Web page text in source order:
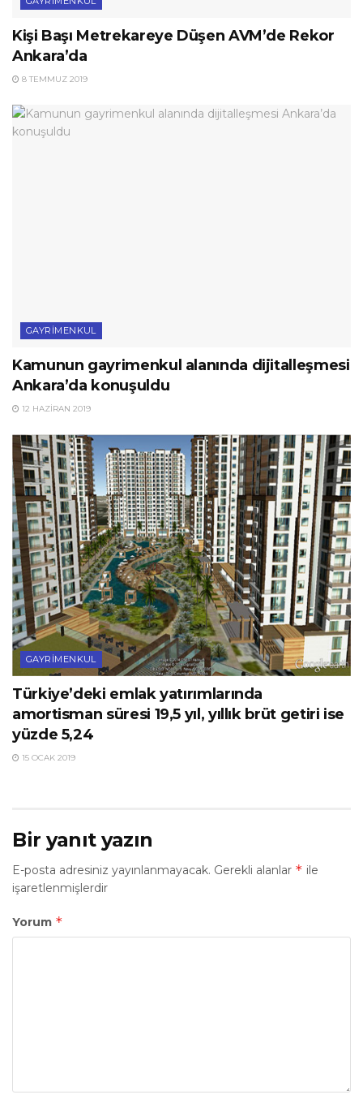
Kişi Başı Metrekareye Düşen AVM’de Rekor
Ankara’da
8 TEMMUZ 2019
GAYRIMENKUL
Kamunun gayrimenkul alanında dijitalleşmesi
Ankara’da konuşuldu
12 HAZIRAN 2019
GAYRIMENKUL
Türkiye’deki emlak yatırımlarında
amortisman süresi 19,5 yıl, yıllık brüt getiri ise
yüzde 5,24
15 OCAK 2019
Bir yanıt yazın
E-posta adresiniz yayınlanmayacak. Gerekli alanlar * ile
işaretlenmişlerdir
Yorum *